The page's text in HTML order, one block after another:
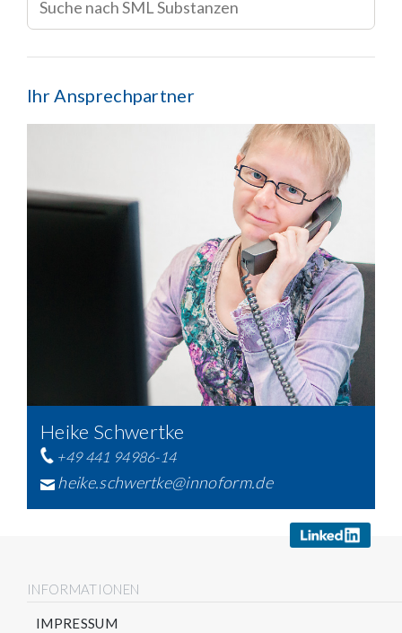
Ihr Ansprechpartner
Heike Schwertke
+49 441 94986-14
heike.schwertke@innoform.de
INFORMATIONEN
IMPRESSUM